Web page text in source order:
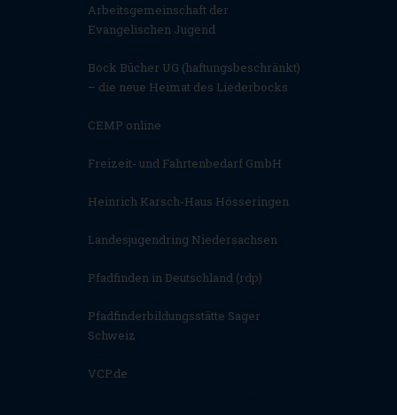
Arbeitsgemeinschaft der
Evangelischen Jugend
Bock Bücher UG (haftungsbeschränkt)
– die neue Heimat des Liederbocks
CEMP online
Freizeit- und Fahrtenbedarf GmbH
Heinrich Karsch-Haus Hösseringen
Landesjugendring Niedersachsen
Pfadfinden in Deutschland (rdp)
Pfadfinderbildungsstätte Sager
Schweiz
VCP.de